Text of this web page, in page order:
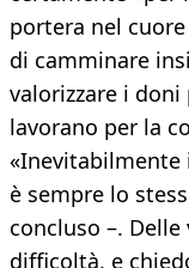
portera nel
di camminare
valorizzare i
lavorano per la
«Inevitabilmente
è sempre lo
concluso –.
difficoltà, e